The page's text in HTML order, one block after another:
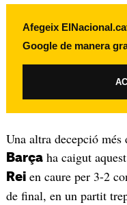
Afegeix
Google de manera
Una altra decepció
Barçaha caigut
Reien caure per 3-2
de final, en un partit